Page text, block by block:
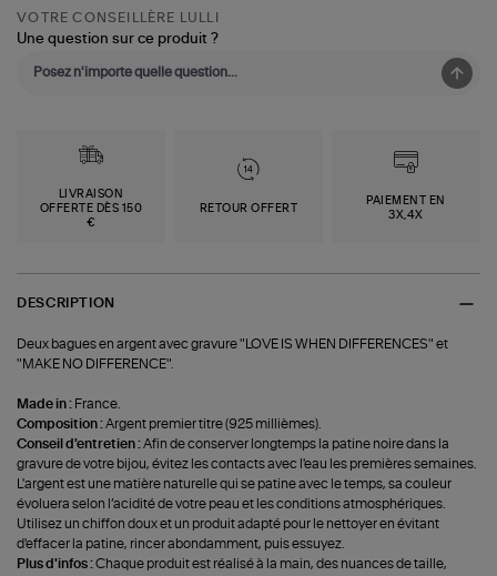
VOTRE CONSEILLÈRE LULLI
Une question sur ce produit ?
LIVRAISON
OFFERTE DÈS 150
€
RETOUR OFFERT
PAIEMENT EN
3X,4X
DESCRIPTION
Deux bagues en argent avec gravure "LOVE IS WHEN DIFFERENCES" et
"MAKE NO DIFFERENCE".
Made in : France.
Composition :Argent premier titre (925 millièmes).
Conseil d'entretien :Afin de conserver longtemps la patine noire dans la
gravure de votre bijou, évitez les contacts avec l'eau les premières semaines.
L'argent est une matière naturelle qui se patine avec le temps, sa couleur
évoluera selon l’acidité de votre peau et les conditions atmosphériques.
Utilisez un chiffon doux et un produit adapté pour le nettoyer en évitant
d'effacer la patine, rincer abondamment, puis essuyez.
Plus d'infos :Chaque produit est réalisé à la main, des nuances de taille,